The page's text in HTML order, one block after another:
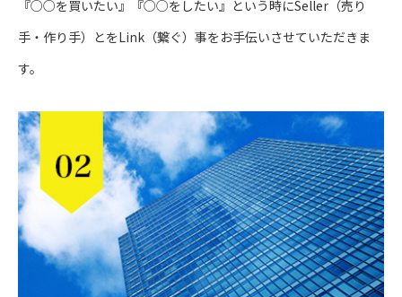
『○○を買いたい』『○○をしたい』という時にSeller（売り
手・作り手）とをLink（繋ぐ）事をお手伝いさせていただきま
す。